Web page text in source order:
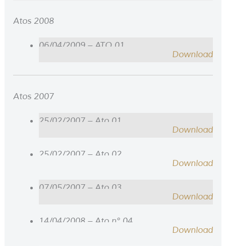
Atos 2008
06/04/2009 – ATO 01
Download
Atos 2007
25/02/2007 – Ato 01
Download
25/02/2007 – Ato 02
Download
07/05/2007 – Ato 03
Download
14/04/2008 – Ato n° 04
Download